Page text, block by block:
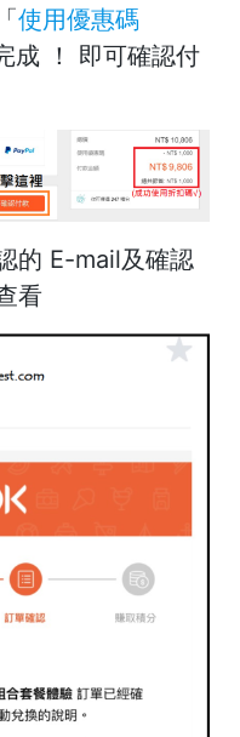
使用優惠碼
成 ！
即可確認付
的 E-mail及確認
看